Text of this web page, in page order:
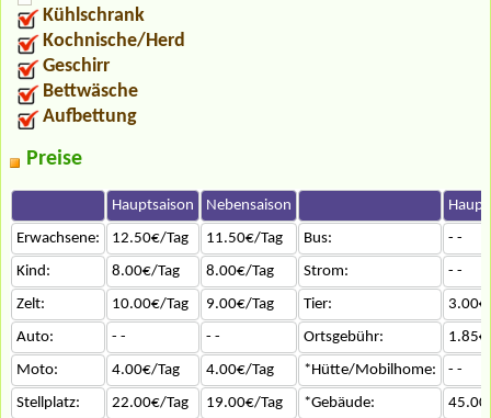
Kühlschrank
Kochnische/Herd
Geschirr
Bettwäsche
Aufbettung
Preise
Hauptsaison Nebensaison
Erwachsene:
12.50€/Tag 11.50€/Tag Bus:
- -
Kind:
8.00€/Tag 8.00€/Tag Strom:
- -
Zelt:
10.00€/Tag 9.00€/Tag Tier:
Auto:
- - - - Ortsgebühr:
Moto:
4.00€/Tag 4.00€/Tag *Hütte/Mobilhome:
- -
Stellplatz:
22.00€/Tag 19.00€/Tag *Gebäude: